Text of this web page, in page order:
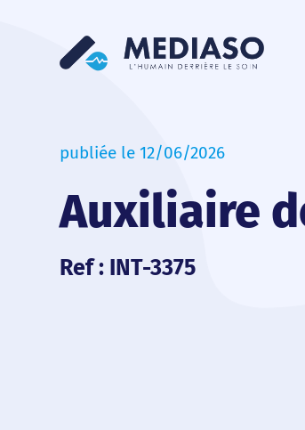
publiée le 12/06/2026
Auxiliaire
Ref : INT-3375